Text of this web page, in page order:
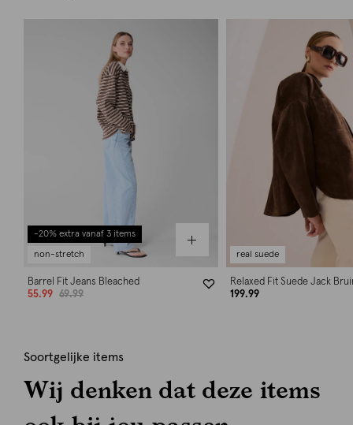
-20% extra vanaf 3 items
non-stretch
Barrel Fit Jeans Bleached
55.99
69.99
real suede
Relaxed Fit Suede Jack
199.99
Soortgelijke items
Wij denken dat deze items